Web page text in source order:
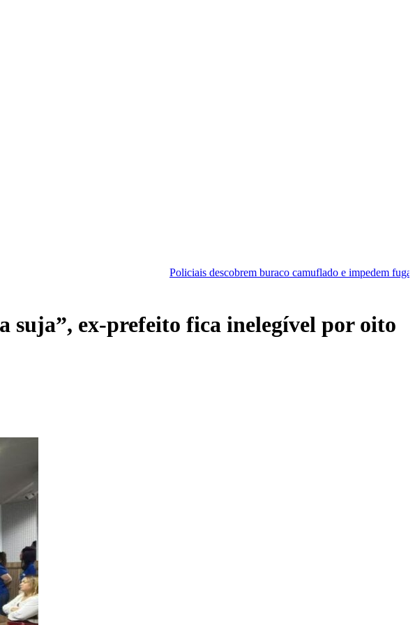
Policiais descobrem buraco camuflado e impedem fuga em cadeia de
suja”, ex-prefeito fica inelegível por oito